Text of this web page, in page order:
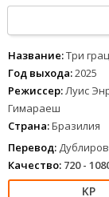
угрожает
между
12345 678
Название:Три
Год выхода:2025
Режиссер:Луис
Гимараеш
Страна:Бразилия
Перевод:
Качество: 720 -